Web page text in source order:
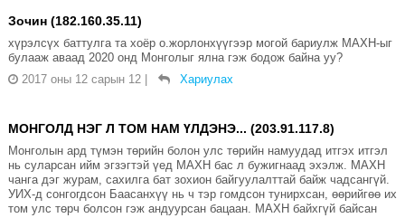
Зочин (182.160.35.11)
хүрэлсүх баттулга та хоёр о.жорлонхүүгээр могой бариулж МАХН-ыг
булааж аваад 2020 онд Монголыг ялна гэж бодож байна уу?
2017 оны 12 сарын 12
Хариулах
МОНГОЛД НЭГ Л ТОМ НАМ ҮЛДЭНЭ... (203.91.117.8)
Монголын ард түмэн төрийн болон улс төрийн намуудад итгэх итгэл
нь суларсан ийм эгзэгтэй үед МАХН бас л бужигнаад эхэлж. МАХН
чанга дэг журам, сахилга бат зохион байгуулалттай байж чадсангүй.
УИХ-д сонгогдсон Баасанхүү нь ч тэр гомдсон тунирхсан, өөрийгөө их
том улс төрч болсон гэж андуурсан бацаан. МАХН байхгүй байсан